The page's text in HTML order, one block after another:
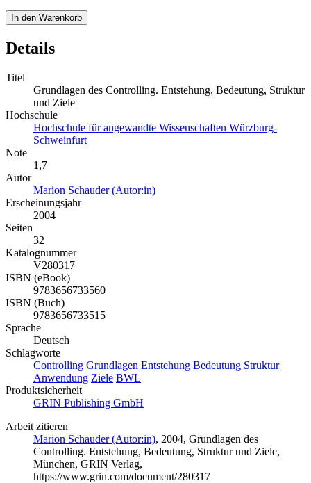
In den Warenkorb
Details
Titel
Grundlagen des Controlling. Entstehung, Bedeutung, Struktur
und Ziele
Hochschule
Hochschule für angewandte Wissenschaften Würzburg-
Schweinfurt
Note
1,7
Autor
Marion Schauder (Autor:in)
Erscheinungsjahr
2004
Seiten
32
Katalognummer
V280317
ISBN (eBook)
9783656733560
ISBN (Buch)
9783656733515
Sprache
Deutsch
Schlagworte
Controlling Grundlagen Entstehung Bedeutung Struktur
Anwendung Ziele BWL
Produktsicherheit
GRIN Publishing GmbH
Arbeit zitieren
Marion Schauder (Autor:in), 2004, Grundlagen des
Controlling. Entstehung, Bedeutung, Struktur und Ziele,
München, GRIN Verlag,
https://www.grin.com/document/280317